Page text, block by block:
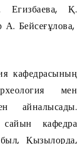
Егизбаева, Қ.
Бейсеғұлова,
кафедрасының
мен
айналысады.
кафедра
Қызылорда,